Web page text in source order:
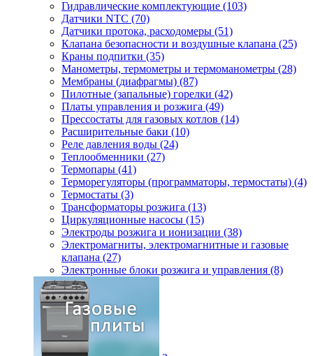
Гидравлические комплектующие (103)
Датчики NTC (70)
Датчики протока, расходомеры (51)
Клапана безопасности и воздушные клапана (25)
Краны подпитки (35)
Манометры, термометры и термоманометры (28)
Мембраны (диафрагмы) (87)
Пилотные (запальные) горелки (42)
Платы управления и розжига (49)
Прессостаты для газовых котлов (14)
Расширительные баки (10)
Реле давления воды (24)
Теплообменники (27)
Термопары (41)
Терморегуляторы (программаторы, термостаты) (4)
Термостаты (3)
Трансформаторы розжига (13)
Циркуляционные насосы (15)
Электроды розжига и ионизации (38)
Электромагниты, электромагнитные и газовые
клапана (27)
Электронные блоки розжига и управления (8)